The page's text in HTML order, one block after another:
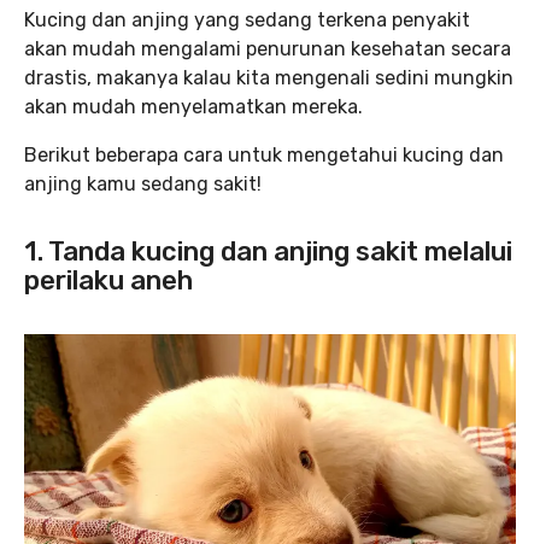
Kucing dan anjing yang sedang terkena penyakit
akan mudah mengalami penurunan kesehatan secara
drastis, makanya kalau kita mengenali sedini mungkin
akan mudah menyelamatkan mereka.
Berikut beberapa cara untuk mengetahui kucing dan
anjing kamu sedang sakit!
1. Tanda kucing dan anjing sakit melalui
perilaku aneh